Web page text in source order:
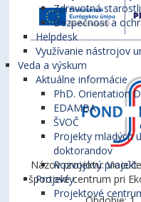
Zdravotná
Bezpečnosť a
Helpdesk
Využívanie nástrojov
Veda a výskum
Aktuálne informácie
PhD. Orientation
EDAMBA
ŠVOČ
Projekty mladých
doktorandov
Rozvojový projekt
Projekty
Projektové
Názov projektu:
športové centrum pri